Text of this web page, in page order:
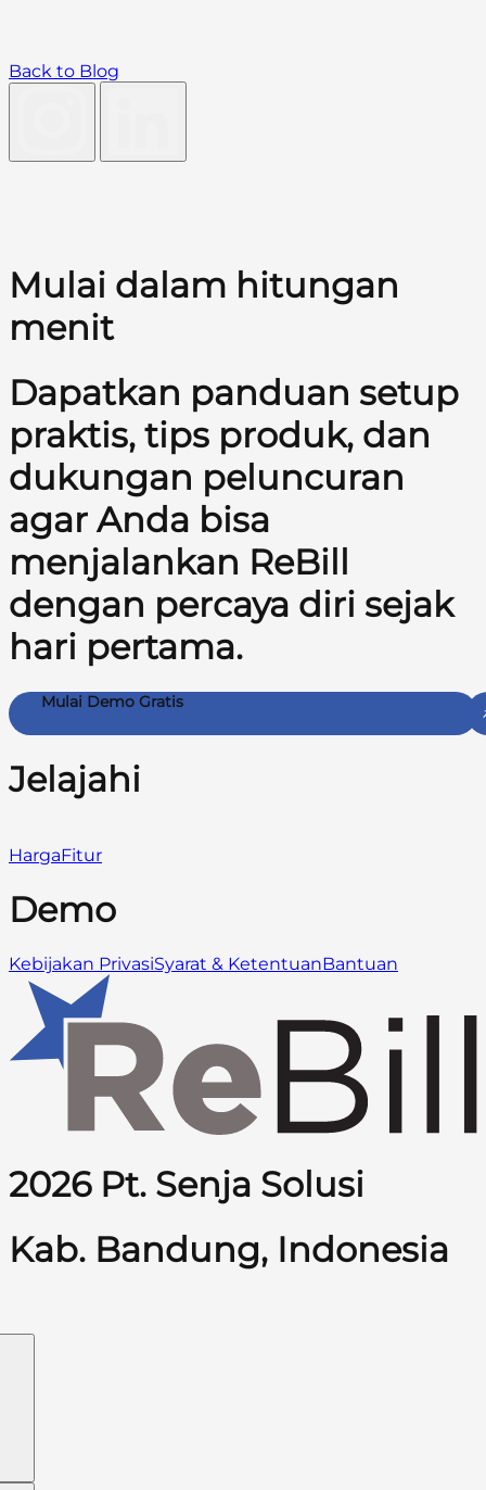
Back to Blog
Mulai dalam hitungan
menit
Dapatkan panduan setup
praktis, tips produk, dan
dukungan peluncuran
agar Anda bisa
menjalankan ReBill
dengan percaya diri sejak
hari pertama.
Mulai Demo Gratis
Jelajahi
HargaFitur
Demo
Kebijakan PrivasiSyarat & KetentuanBantuan
2026 Pt. Senja Solusi
Kab. Bandung, Indonesia